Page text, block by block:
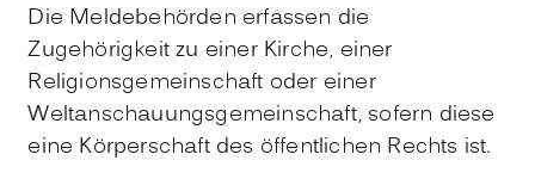
Die Meldebehörden erfassen die
Zugehörigkeit zu einer Kirche, einer
Religionsgemeinschaft oder einer
Weltanschauungsgemeinschaft, sofern diese
eine Körperschaft des öffentlichen Rechts ist.